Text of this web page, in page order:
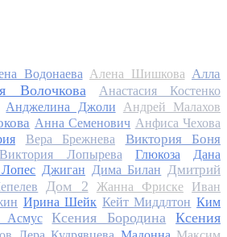
Водонаева Алена Шишкова Алла
Волочкова Анастасия Костенко
Анджелина Джоли
Андрей Малахов
Анна Семенович Анфиса Чехова
Вера Брежнева Виктория Боня
Виктория Лопырева Глюкоза
Дана
Джиган Дима Билан
Дмитрий
Дом 2 Жанна Фриске
Иван
Ирина Шейк Кейт Миддлтон Ким
Асмус Ксения Бородина
Ксения